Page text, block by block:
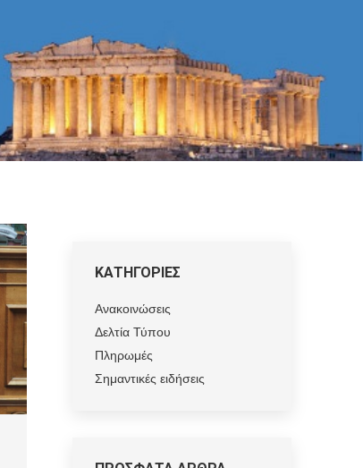
ΚΑΤΗΓΟΡΙΕΣ
Ανακοινώσεις
Δελτία Τύπου
Πληρωμές
Σημαντικές ειδήσεις